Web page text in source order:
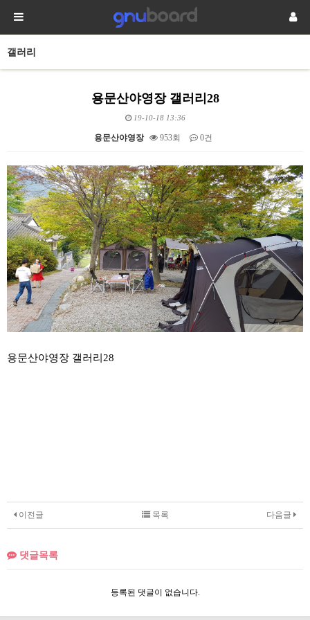
갤러리
용문산야영장 갤러리28
19-10-18 13:36
용문산야영장 953회 0건
본문
용문산야영장 갤러리28
이전글 다음글
목록
댓글목록
등록된 댓글이 없습니다.